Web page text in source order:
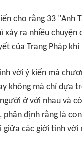
cho rằng 33 "Anh
xảy ra nhiều chuyện
của Trang Pháp
với ý kiến mà
không mà chỉ dựa
ở với nhau và
định rằng là
giữa các giới tính với